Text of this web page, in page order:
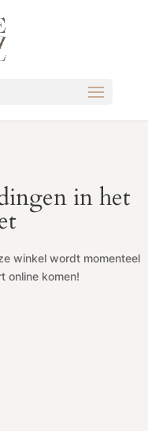
in het
winkel wordt momenteel
online komen!